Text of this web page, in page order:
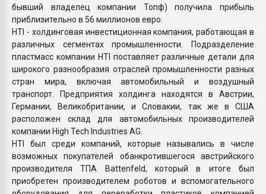
бывший владелец компании Топф) получила прибыль
приблизительно в 56 миллионов евро.
HTI - холдинговая инвестиционная компания, работающая в
различных сегментах промышленности. Подразделение
пластмасс компании HTI поставляет различные детали для
широкого разнообразия отраслей промышленности разных
стран мира, включая автомобильный и воздушный
транспорт. Предприятия холдинга находятся в Австрии,
Германии, Великобритании, и Словакии, так же в США
расположен склад для автомобильных производителей
компании High Tech Industries AG.
HTI был среди компаний, которые назывались в числе
возможных покупателей обанкротившегося австрийского
производителя ТПА Battenfeld, который в итоге был
приобретен производителем роботов и вспомогательного